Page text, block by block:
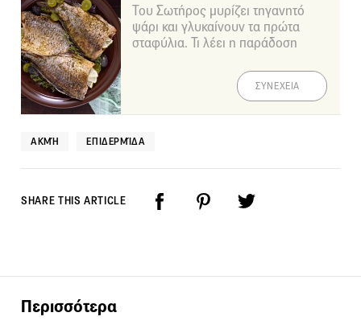
Του Σωτήρος μυρίζει τηγανητό
ψάρι και γλυκαίνουν τα πρώτα
σταφύλια. Τι λέει η παράδοση
ΣΥΝΕΧΕΙΑ
ΑΚΜΉ ΕΠΙΔΕΡΜΊΔΑ
SHARE THIS ARTICLE
Περισσότερα